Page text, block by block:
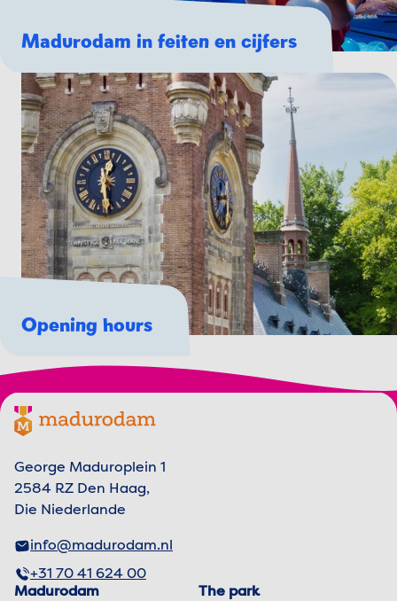
Madurodam in feiten en cijfers
Opening hours
Footer menu
Madurodam-Logo, zur Homepage
George Maduroplein 1
2584 RZ Den Haag,
Die Niederlande
info@madurodam.nl
+31 70 41 624 00
Madurodam
The park